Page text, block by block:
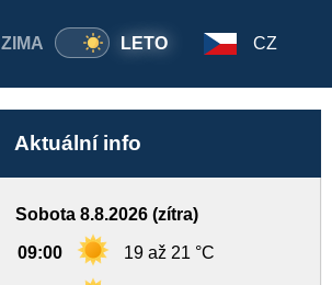
ZIMA LETO CZ
Aktuální info
Sobota 8.8.2026 (zítra)
09:00 19 až 21 °C